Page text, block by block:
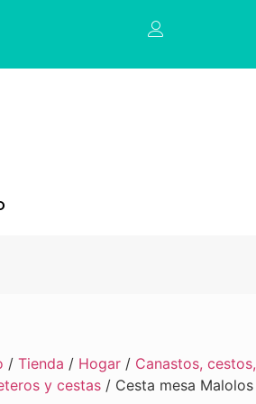
/ Tienda / Hogar/ Canastos, cestos,
y cestas/ Cesta mesa Malolos